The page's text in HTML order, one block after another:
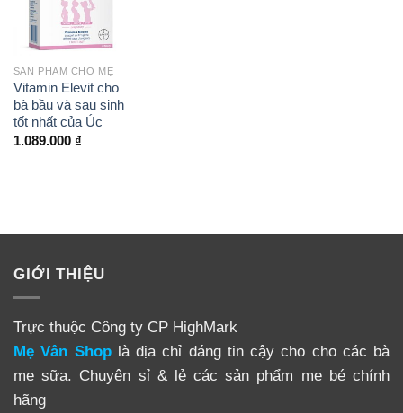
SẢN PHẨM CHO MẸ
Vitamin Elevit cho
bà bầu và sau sinh
tốt nhất của Úc
1.089.000 ₫
GIỚI THIỆU
Trực thuộc Công ty CP HighMark
Mẹ Vân Shoplà địa chỉ đáng tin cậy cho cho các bà
mẹ sữa. Chuyên sỉ & lẻ các sản phẩm mẹ bé chính
hãng